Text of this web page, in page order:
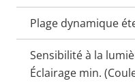
Plage dynamique
Sensibilité à la
Éclairage min.